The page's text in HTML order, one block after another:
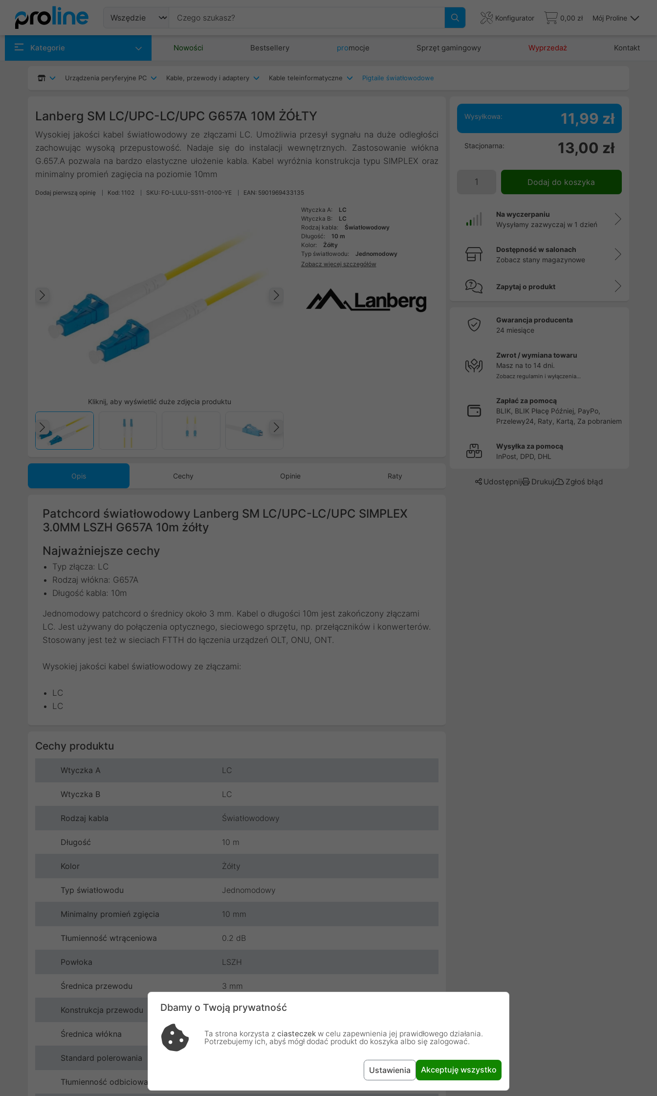
Konfigurator 0,00 zł Mój Proline
Kategorie Nowości Bestsellery promocje Sprzęt gamingowy Wyprzedaż Kontakt
Urządzenia peryferyjne PC Kable, przewody i adaptery Kable teleinformatyczne Pigtaile światłowodowe
Lanberg SM LC/UPC-LC/UPC G657A 10M ŻÓŁTY
Wysokiej jakości kabel światłowodowy ze złączami LC. Umożliwia przesył sygnału na duże odległości
zachowując wysoką przepustowość. Nadaje się do instalacji wewnętrznych. Zastosowanie włókna
G.657.A pozwala na bardzo elastyczne ułożenie kabla. Kabel wyróżnia konstrukcja typu SIMPLEX oraz
minimalny promień zagięcia na poziomie 10mm
Dodaj pierwszą opinię Kod: 1102 SKU: FO-LULU-SS11-0100-YE EAN: 5901969433135
Następny
Poprzedni
Kliknij, aby wyświetlić duże zdjęcia produktu
Poprzedni
Wtyczka A:
LC
Wtyczka B:
LC
Rodzaj kabla:
Światłowodowy
Długość:
10 m
Kolor:
Żółty
Typ światłowodu:
Jednomodowy
Zobacz więcej szczegółów
Opis Cechy Opinie Raty
Patchcord światłowodowy Lanberg SM LC/UPC-LC/UPC SIMPLEX
3.0MM LSZH G657A 10m żółty
Najważniejsze cechy
Typ złącza: LC
Rodzaj włókna: G657A
Długość kabla: 10m
Jednomodowy patchcord o średnicy około 3 mm. Kabel o długości 10m jest zakończony złączami
LC. Jest używany do połączenia optycznego, sieciowego sprzętu, np. przełączników i konwerterów.
Stosowany jest też w sieciach FTTH do łączenia urządzeń OLT, ONU, ONT.
Wysokiej jakości kabel światłowodowy ze złączami:
LC
LC
Cechy produktu
Wtyczka A LC
Wtyczka B LC
Rodzaj kabla Światłowodowy
Długość 10 m
Kolor Żółty
Typ światłowodu Jednomodowy
Minimalny promień zgięcia 10 mm
Tłumienność wtrąceniowa 0.2 dB
Powłoka LSZH
Średnica przewodu 3 mm
Konstrukcja przewodu Simplex
Średnica włókna 9/125
Standard polerowania
Tłumienność odbiciowa
Wysyłkowa: 11,99 zł
Stacjonarna: 13,00 zł
Dodaj do koszyka
Na wyczerpaniu
Wysyłamy zazwyczaj w 1 dzień
Dostępność w salonach
Zobacz stany magazynowe
Zapytaj o produkt
Gwarancja producenta
24 miesiące
Zwrot / wymiana towaru
Masz na to 14 dni.
Zobacz regulamin i wyłączenia...
Zapłać za pomocą
BLIK, BLIK Płacę Później, PayPo,
Przelewy24, Raty, Kartą, Za pobraniem
Wysyłka za pomocą
InPost, DPD, DHL
Udostępnij Drukuj Zgłoś błąd
Dbamy o Twoją prywatność
Ta strona korzysta z ciasteczek w celu zapewnienia jej prawidłowego działania.
Potrzebujemy ich, abyś mógł dodać produkt do koszyka albo się zalogować.
Ustawienia Akceptuję wszystko